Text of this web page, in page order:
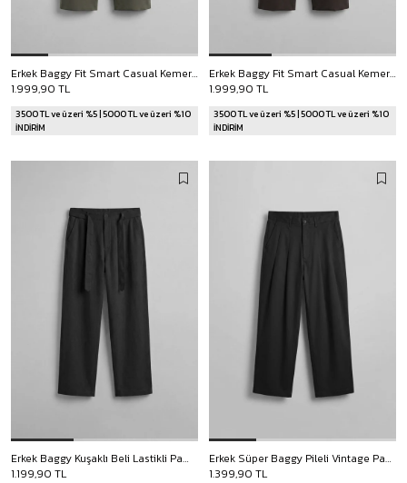
Erkek Baggy Fit Smart Casual Kemerli Pantolon Haki
1.999,90 TL
3500 TL ve üzeri %5 | 5000 TL ve üzeri %10
İNDİRİM
Erkek Baggy Fit Smart Casual Kemerli Pantolon Kahverengi
1.999,90 TL
3500 TL ve üzeri %5 | 5000 TL ve üzeri %10
İNDİRİM
Erkek Baggy Kuşaklı Beli Lastikli Pamuklu Pantolon Siyah
1.199,90 TL
Erkek Süper Baggy Pileli Vintage Pantolon Siyah
1.399,90 TL